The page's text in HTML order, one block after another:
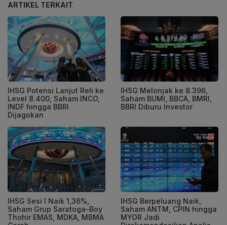
ARTIKEL TERKAIT
IHSG Potensi Lanjut Reli ke
Level 8.400, Saham INCO,
INDF hingga BBRI
Dijagokan
IHSG Melonjak ke 8.396,
Saham BUMI, BBCA, BMRI,
BBRI Diburu Investor
IHSG Sesi I Naik 1,36%,
Saham Grup Saratoga–Boy
Thohir EMAS, MDKA, MBMA
IHSG Berpeluang Naik,
Saham ANTM, CPIN hingga
MYOR Jadi